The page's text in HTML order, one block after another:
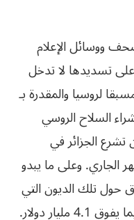
ووسائل الإعلام
تسديدها لا تدخل
لروسيا والمقدرة بـ
السلاح الروسي